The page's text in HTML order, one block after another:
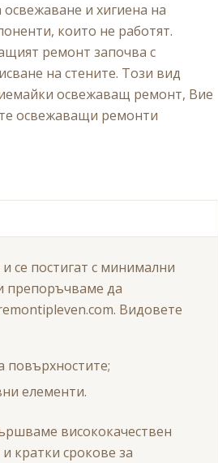
и хигиена на
които не работят.
ремонт започва с
на стените. Този вид
освежаващ ремонт, Вие
освежаващи ремонти
се постигат с минимални
препоръчваме да
Видовете
повърхностите;
елементи.
висококачествен
кратки срокове за